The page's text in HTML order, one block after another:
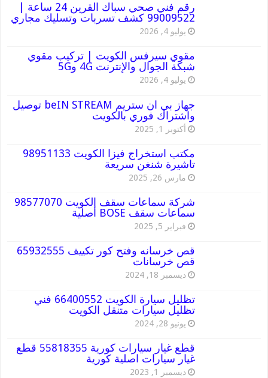
رقم فني صحي سباك القرين 24 ساعة |
99009522 كشف تسربات وتسليك مجاري
يوليو 4, 2026
مقوي سيرفس الكويت | تركيب مقوي
شبكة الجوال والإنترنت 4G و5G
يوليو 4, 2026
جهاز بي ان ستريم beIN STREAM توصيل
واشتراك فوري بالكويت
أكتوبر 1, 2025
مكتب استخراج فيزا الكويت 98951133
تاشيرة شنغن سريعة
مارس 26, 2025
شركة سماعات سقف الكويت 98577070
سماعات سقف BOSE أصلية
فبراير 5, 2025
قص خرسانه وفتح كور تكييف 65932555
قص خرسانات
ديسمبر 18, 2024
تظليل سيارة الكويت 66400552 فني
تظليل سيارات متنقل الكويت
يونيو 28, 2024
قطع غيار سيارات كورية 55818355 قطع
غيار سيارات اصلية كورية
ديسمبر 1, 2023